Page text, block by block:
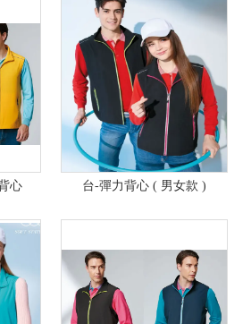
心 台-彈力背心 ( 男女款 )